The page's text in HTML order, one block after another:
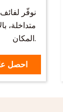
نوفّر
متداخلة،
المكان.
احصل